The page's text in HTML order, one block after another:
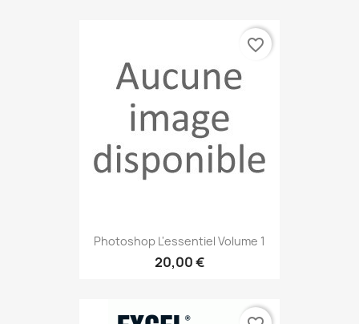
Photoshop L'essentiel Volume 1
20,00 €
favorite_border